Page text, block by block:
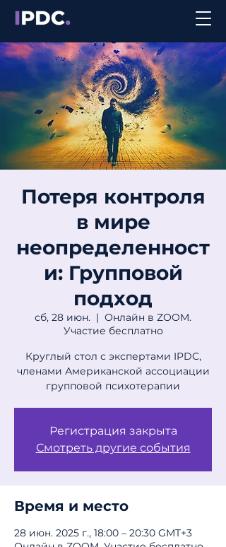
Потеря контроля
в мире
неопределенност
и: Групповой
подход
сб, 28 июн.
  |
Онлайн в ZOOM.
Участие бесплатно
Круглый стол с экспертами IPDC,
членами Американской ассоциации
групповой психотерапии
Регистрация закрыта
Смотреть другие события
Время и место
28 июн. 2025 г., 18:00 – 20:30 GMT+3